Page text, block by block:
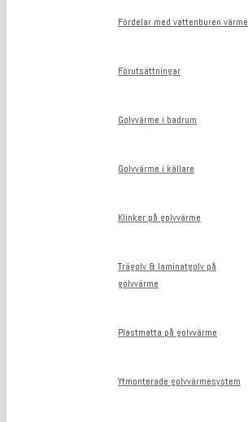
Fördelar med vattenburen värme
Förutsättningar
Golvvärme i badrum
Golvvärme i källare
Klinker på golvvärme
Trägolv & laminatgolv på
golvvärme
Plastmatta på golvvärme
Ytmonterade golvvärmesystem